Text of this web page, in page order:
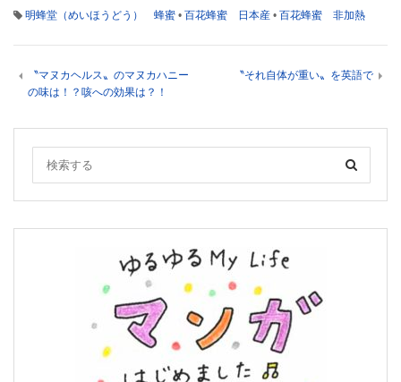
明蜂堂（めいほうどう） 蜂蜜 • 百花蜂蜜 日本産 • 百花蜂蜜 非加熱
〝マヌカヘルス〟のマヌカハニー
の味は！？咳への効果は？！
〝それ自体が重い〟を英語で